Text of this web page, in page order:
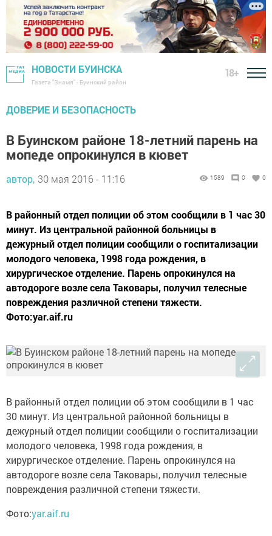
НОВОСТИ БУИНСКА
Газета "Знамя" - Буинский район
18+
ДОВЕРИЕ И БЕЗОПАСНОСТЬ
В Буинском районе 18-летний парень на
мопеде опрокинулся в кювет
автор, 30 мая 2016 - 11:16 1589 0 0
В районный отдел полиции об этом сообщили в 1 час 30
минут. Из центральной районной больницы в
дежурный отдел полиции сообщили о госпитализации
молодого человека, 1998 года рождения, в
хирургическое отделение. Парень опрокинулся на
автодороге возле села Таковары, получил телесные
повреждения различной степени тяжести.
Фото:yar.aif.ru
В районный отдел полиции об этом сообщили в 1 час
30 минут. Из центральной районной больницы в
дежурный отдел полиции сообщили о госпитализации
молодого человека, 1998 года рождения, в
хирургическое отделение. Парень опрокинулся на
автодороге возле села Таковары, получил телесные
повреждения различной степени тяжести.
Фото:yar.aif.ru